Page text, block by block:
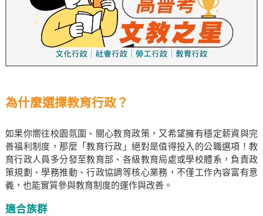
為什麼選擇教育行政？
如果你嚮往校園氛圍、關心教育政策，又希望擁有穩定薪資與完
善福利制度，那麼「教育行政」絕對是值得投入的公職選項！教
育行政人員多分發至教育部、各級教育局處或學校體系，負責政
策規劃、學務推動、行政協調等核心業務，不僅工作內容富有意
義，也能實質參與教育制度的運作與改善。
適合族群